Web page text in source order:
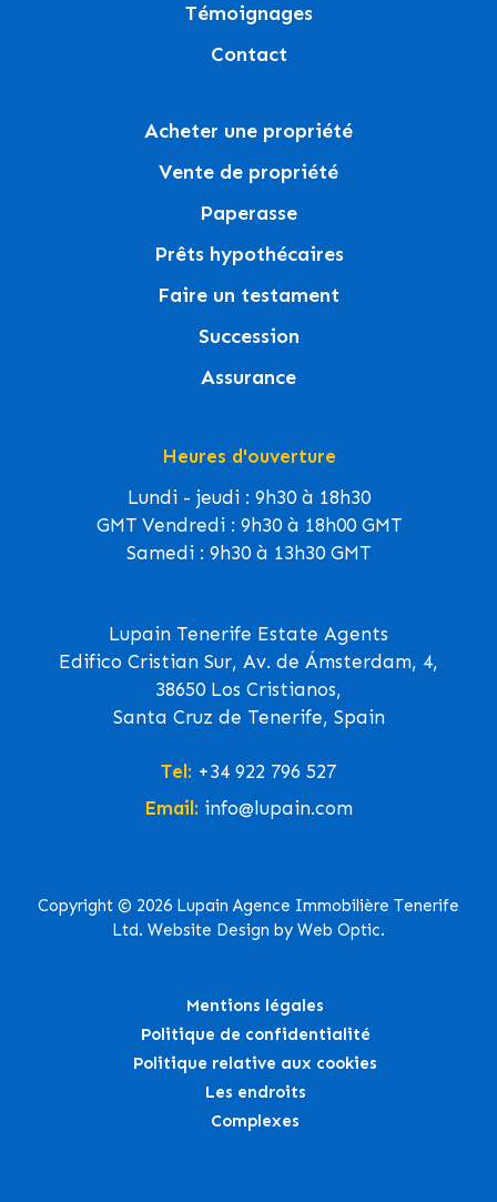
Témoignages
Contact
Acheter une propriété
Vente de propriété
Paperasse
Prêts hypothécaires
Faire un testament
Succession
Assurance
Heures d'ouverture
Lundi - jeudi : 9h30 à 18h30
GMT Vendredi : 9h30 à 18h00 GMT
Samedi : 9h30 à 13h30 GMT
Lupain Tenerife Estate Agents
Edifico Cristian Sur, Av. de Ámsterdam, 4,
38650 Los Cristianos,
Santa Cruz de Tenerife, Spain
Tel: +34 922 796 527
Email: info@lupain.com
Copyright © 2026 Lupain Agence Immobilière Tenerife
Ltd. Website Design by Web Optic.
Mentions légales
Politique de confidentialité
Politique relative aux cookies
Les endroits
Complexes